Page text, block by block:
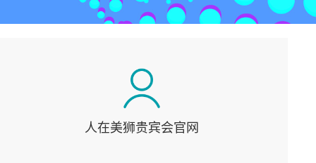
人在美狮贵宾会官网